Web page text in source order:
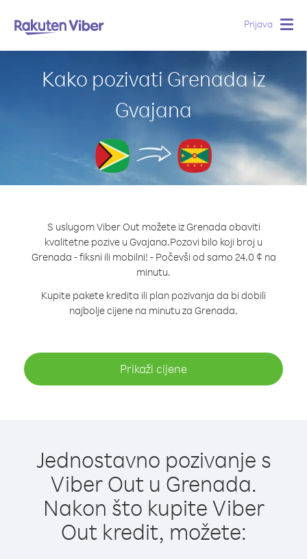
Prijava
Kako pozivati Grenada iz
Gvajana
S uslugom Viber Out možete iz Grenada obaviti
kvalitetne pozive u Gvajana.Pozovi bilo koji broj u
Grenada - fiksni ili mobilni! - Počevši od samo 24.0 ¢ na
minutu.
Kupite pakete kredita ili plan pozivanja da bi dobili
najbolje cijene na minutu za Grenada.
Prikaži cijene
Jednostavno pozivanje s
Viber Out u Grenada.
Nakon što kupite Viber
Out kredit, možete: